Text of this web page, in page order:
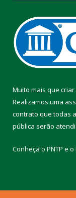
Muito mais que criar
Realizamos uma
contrato que todas
pública serão
Conheça o PNTP e o